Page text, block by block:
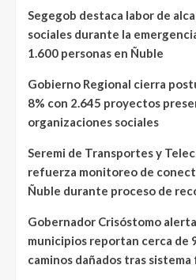
Segegob destaca labor de
sociales durante la
1.600 personas en Ñuble
Gobierno Regional cierra
8% con 2.645 proyectos
organizaciones sociales
Seremi de Transportes y
refuerza monitoreo de
Ñuble durante proceso de
Gobernador Crisóstomo
municipios reportan cerca de
caminos dañados tras